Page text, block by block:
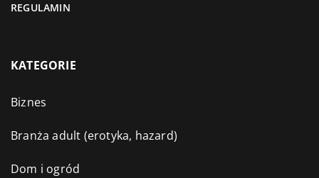
REGULAMIN
KATEGORIE
Biznes
Branża adult (erotyka, hazard)
Dom i ogród